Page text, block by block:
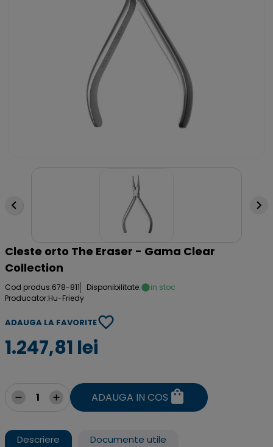
Cleste orto The Eraser - Gama Clear
Collection
Cod produs:678-811 Disponibilitate:
in stoc
Producator:Hu-Friedy
ADAUGA LA FAVORITE
1.247,81 lei
ADAUGA IN COS
Descriere Documente utile